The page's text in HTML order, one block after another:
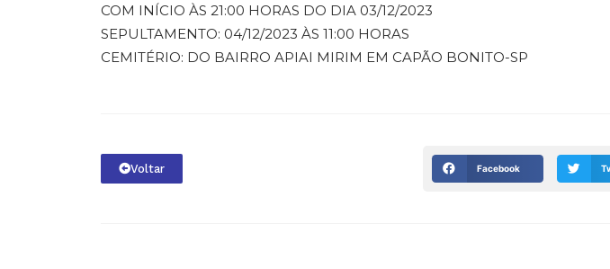
COM INÍCIO ÀS 21:00 HORAS DO DIA 03/12/2023
SEPULTAMENTO: 04/12/2023 ÀS 11:00 HORAS
CEMITÉRIO: DO BAIRRO APIAI MIRIM EM CAPÃO BONITO-SP
Voltar Facebook